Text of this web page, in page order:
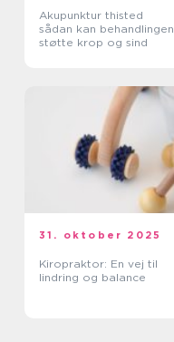
Akupunktur thisted
sådan kan behandlingen
støtte krop og sind
31. oktober 2025
Kiropraktor: En vej til
lindring og balance